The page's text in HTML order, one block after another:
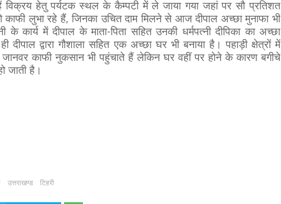
हेतु पर्यटक स्थल के कैम्पटी में ले जाया गया जहां पर सौ प्रतिशत
काफी लुभा रहे हैं, जिनका उचित दाम मिलने से आज दीपाल अच्छा मुनाफा भी
के कार्य में दीपाल के माता-पिता सहित उनकी धर्मपत्नी दीपिका का अच्छा
दीपाल द्वारा गौशाला सहित एक अच्छा घर भी बनाया है। पहाड़ी क्षेत्रों में
काफी नुकसान भी पहुंचाते हैं लेकिन घर वहीं पर होने के कारण बगीचे
जाती है।
उत्तराखण्ड टिहरी